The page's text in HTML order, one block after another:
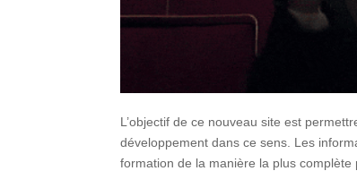
L’objectif de ce nouveau site est
développement dans ce sens. Les
formation de la manière la plus complète